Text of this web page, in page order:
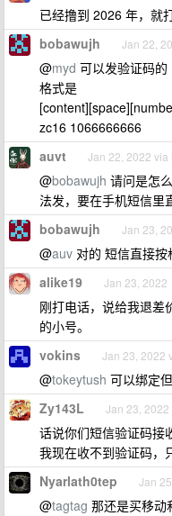
已经撸到 2026 年，就
bobawujh Jan 22,
@myd 可以发验证码的
格式是
zc16 1066666666
auvt Jan 22, 2022 via
@bobawujh 请问是怎
法发，要在手机短信里
bobawujh Jan 23,
@auv 对的 短信直接按
alike19 Jan 23, 2022
刚打电话，说给我退差
的小号。
vokins Jan 23, 2022
@tokeytush 可以绑定
Zy143L Jan 23,
话说你们短信验证码接
我现在收不到验证码，
Nyarlath0tep Jan
@tagtag 那还是买移动